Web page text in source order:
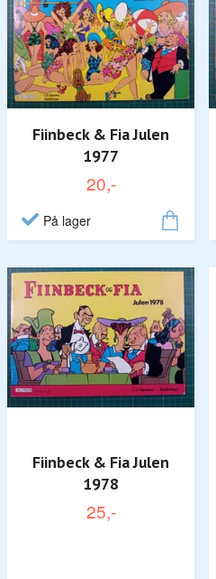
Fiinbeck & Fia Julen
1977
20,-
På lager
Fiinbeck & Fia Julen
1978
25,-